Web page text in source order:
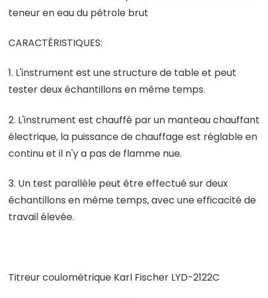
teneur en eau du pétrole brut
CARACTÉRISTIQUES:
1. L'instrument est une structure de table et peut
tester deux échantillons en même temps.
2. L'instrument est chauffé par un manteau chauffant
électrique, la puissance de chauffage est réglable en
continu et il n'y a pas de flamme nue.
3. Un test parallèle peut être effectué sur deux
échantillons en même temps, avec une efficacité de
travail élevée.
Titreur coulométrique Karl Fischer LYD-2122C